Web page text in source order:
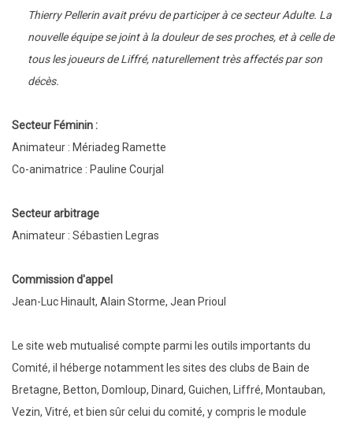
Thierry Pellerin avait prévu de participer à ce secteur Adulte. La
nouvelle équipe se joint à la douleur de ses proches, et à celle de
tous les joueurs de Liffré, naturellement très affectés par son
décès.
Secteur Féminin :
Animateur : Mériadeg Ramette
Co-animatrice : Pauline Courjal
Secteur arbitrage
Animateur : Sébastien Legras
Commission d'appel
Jean-Luc Hinault, Alain Storme, Jean Prioul
Le site web mutualisé compte parmi les outils importants du
Comité, il héberge notamment les sites des clubs de Bain de
Bretagne, Betton, Domloup, Dinard, Guichen, Liffré, Montauban,
Vezin, Vitré, et bien sûr celui du comité, y compris le module